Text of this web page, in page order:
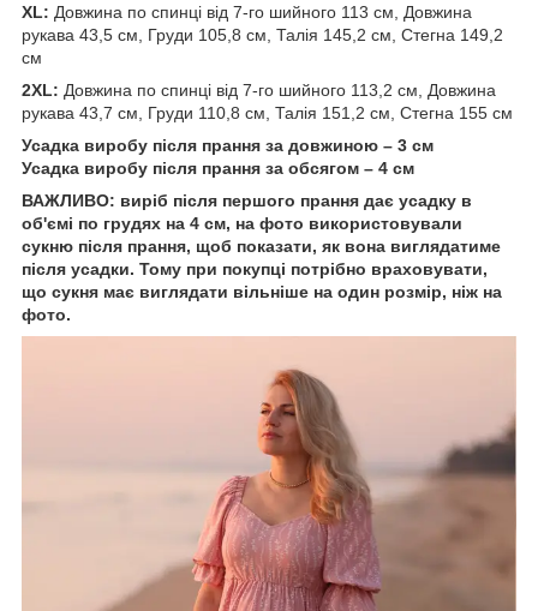
XL: Довжина по спинці від 7-го шийного 113 см, Довжина
рукава 43,5 см, Груди 105,8 см, Талія 145,2 см, Стегна 149,2
см
2XL: Довжина по спинці від 7-го шийного 113,2 см, Довжина
рукава 43,7 см, Груди 110,8 см, Талія 151,2 см, Стегна 155 см
Усадка виробу після прання за довжиною – 3 см
Усадка виробу після прання за обсягом – 4 см
ВАЖЛИВО: виріб після першого прання дає усадку в
об'ємі по грудях на 4 см, на фото використовували
сукню після прання, щоб показати, як вона виглядатиме
після усадки. Тому при покупці потрібно враховувати,
що сукня має виглядати вільніше на один розмір, ніж на
фото.